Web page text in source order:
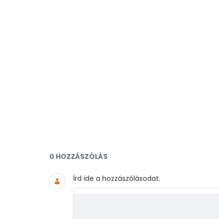
Dokumentumok és médiafájlok
0 HOZZÁSZÓLÁS
Írd ide a hozzászólásodat.